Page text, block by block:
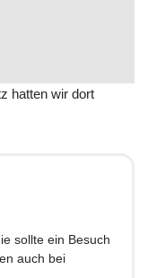
hatten wir dort
sollte ein Besuch
auch bei